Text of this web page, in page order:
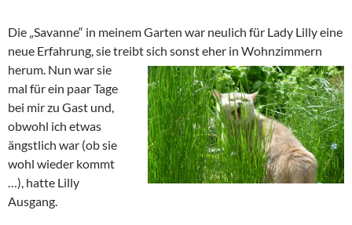
Die „Savanne“ in meinem Garten war neulich für Lady Lilly eine
neue Erfahrung, sie treibt sich sonst eher in Wohnzimmern
herum. Nun war sie
mal für ein paar Tage
bei mir zu Gast und,
obwohl ich etwas
ängstlich war (ob sie
wohl wieder kommt
…), hatte Lilly
Ausgang.